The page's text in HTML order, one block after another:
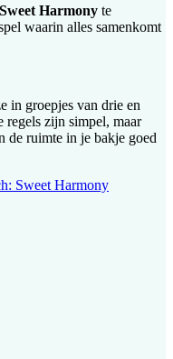
Harmony te
waarin alles samenkomt
in groepjes van drie en
regels zijn simpel, maar
ruimte in je bakje goed
Sweet Harmony